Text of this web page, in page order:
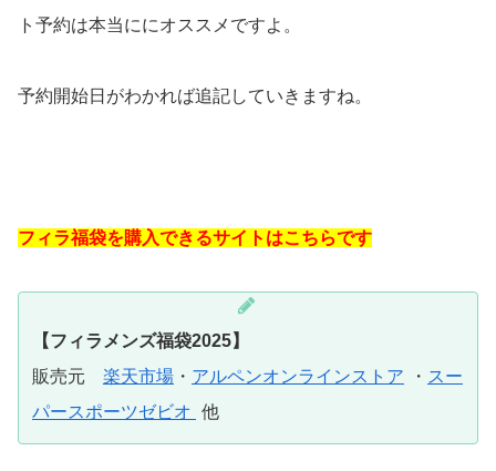
ト予約は本当ににオススメですよ。
予約開始日がわかれば追記していきますね。
フィラ福袋を購入できるサイトはこちらです
【フィラメンズ福袋2025】
販売元 楽天市場 ・ アルペンオンラインストア ・ スー
パースポーツゼビオ 他